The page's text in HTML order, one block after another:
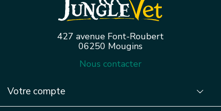
427 avenue Font-Roubert
06250 Mougins
Nous contacter
Votre compte